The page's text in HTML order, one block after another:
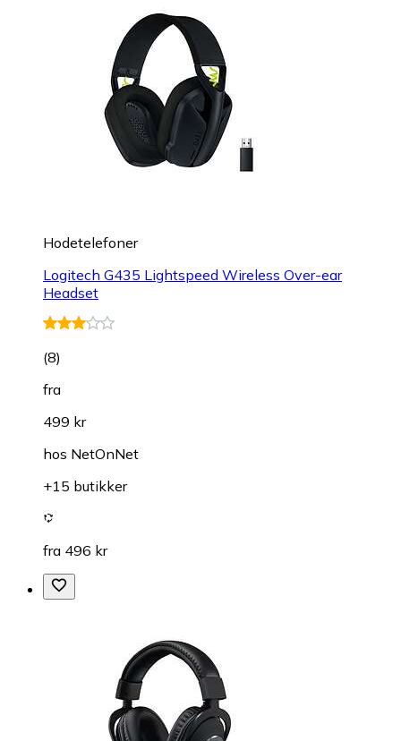
Hodetelefoner
Logitech G435 Lightspeed Wireless Over-ear
Headset
(8)
fra
499 kr
hos NetOnNet
+15 butikker
fra 496 kr